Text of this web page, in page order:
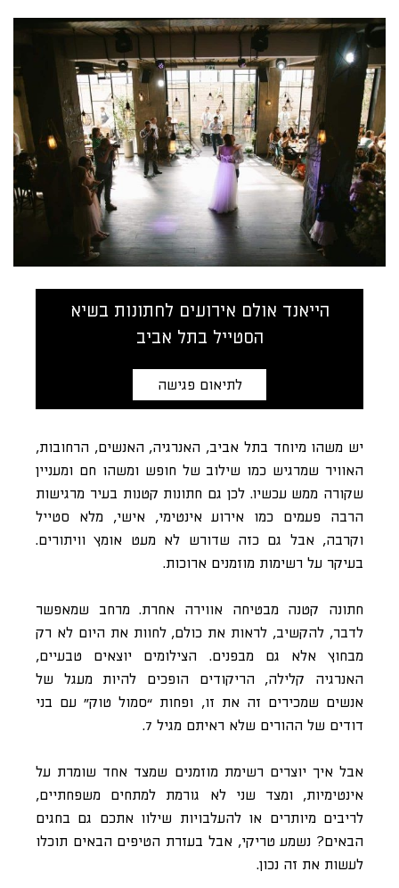
הייאנד אולם אירועים לחתונות בשיא
הסטייל בתל אביב
לתיאום פגישה
יש משהו מיוחד בתל אביב, האנרגיה, האנשים, הרחובות,
האוויר שמרגיש כמו שילוב של חופש ומשהו חם ומעניין
שקורה ממש עכשיו. לכן גם חתונות קטנות בעיר מרגישות
הרבה פעמים כמו אירוע אינטימי, אישי, מלא סטייל
וקרבה, אבל גם כזה שדורש לא מעט אומץ וויתורים.
בעיקר על רשימות מוזמנים ארוכות.
חתונה קטנה מבטיחה אווירה אחרת. מרחב שמאפשר
לדבר, להקשיב, לראות את כולם, לחוות את היום לא רק
מבחוץ אלא גם מבפנים. הצילומים יוצאים טבעיים,
האנרגיה קלילה, הריקודים הופכים להיות מעגל של
אנשים שמכירים זה את זו, ופחות “סמול טוק” עם בני
דודים של ההורים שלא ראיתם מגיל 7.
אבל איך יוצרים רשימת מוזמנים שמצד אחד שומרת על
אינטימיות, ומצד שני לא גורמת למתחים משפחתיים,
לריבים מיותרים או להעלבויות שילוו אתכם גם בחגים
הבאים? נשמע טריקי, אבל בעזרת הטיפים הבאים תוכלו
לעשות את זה נכון.